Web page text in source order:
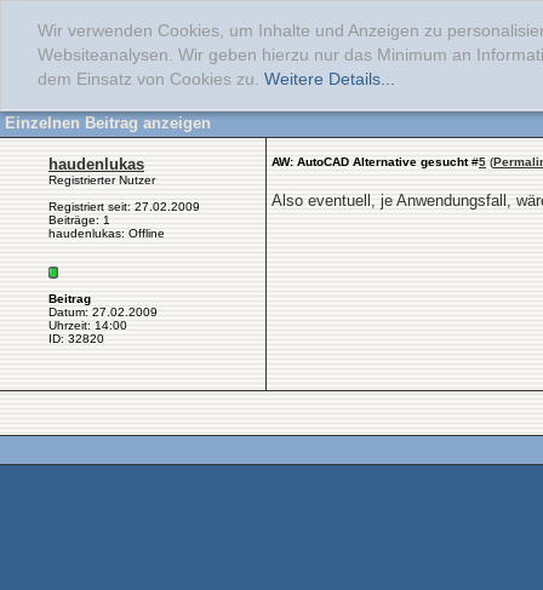
Wir verwenden Cookies, um Inhalte und Anzeigen zu
Websiteanalysen. Wir geben hierzu nur das Minimum an
dem Einsatz von Cookies zu. Weitere Details...
Einzelnen Beitrag anzeigen
haudenlukas
Registrierter Nutzer
Registriert seit: 27.02.2009
Beiträge: 1
haudenlukas: Offline
Beitrag
Datum: 27.02.2009
Uhrzeit: 14:00
ID: 32820
AW: AutoCAD Alternative gesucht#5 (
Also eventuell, je Anwendungsfall,